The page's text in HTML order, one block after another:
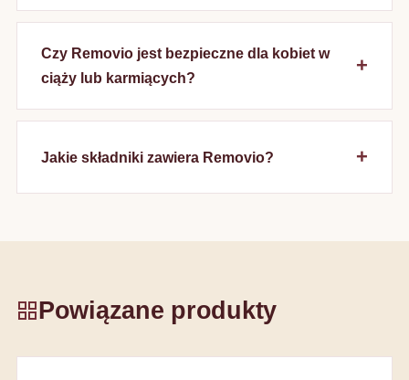
Czy Removio jest bezpieczne dla kobiet w
ciąży lub karmiących?
Jakie składniki zawiera Removio?
Powiązane produkty